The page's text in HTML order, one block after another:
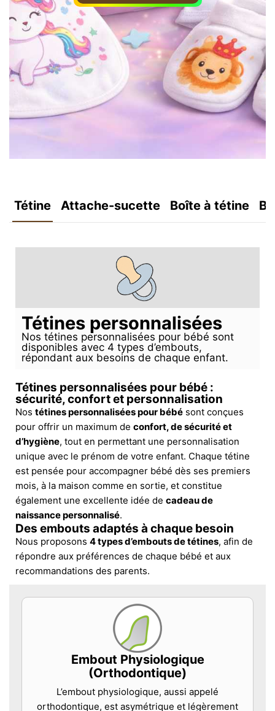
Tétine Attache-sucette Boîte à tétine
Tétines personnalisées
Nos tétines personnalisées pour bébé sont
disponibles avec 4 types d’embouts,
répondant aux besoins de chaque enfant.
Tétines personnalisées pour bébé :
sécurité, confort et personnalisation
Nos tétines personnalisées pour bébé sont conçues
pour offrir un maximum de confort, de sécurité et
d’hygiène, tout en permettant une personnalisation
unique avec le prénom de votre enfant. Chaque tétine
est pensée pour accompagner bébé dès ses premiers
mois, à la maison comme en sortie, et constitue
également une excellente idée de cadeau de
naissance personnalisé.
Des embouts adaptés à chaque besoin
Nous proposons 4 types d’embouts de tétines, afin de
répondre aux préférences de chaque bébé et aux
recommandations des parents.
Embout Physiologique
(Orthodontique)
L’embout physiologique, aussi appelé
orthodontique, est asymétrique et légèrement